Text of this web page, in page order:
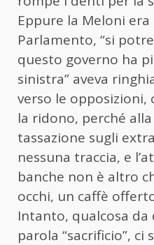
Eppure la Meloni
Parlamento, “si
questo governo ha
sinistra” aveva
verso le opposizioni,
la ridono, perché
tassazione sugli
nessuna traccia, e
banche non è altro
occhi, un caffè
Intanto, qualcosa da
parola “sacrificio”, ci